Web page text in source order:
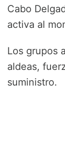
Cabo
activa al
Los grupos
aldeas,
suministro.